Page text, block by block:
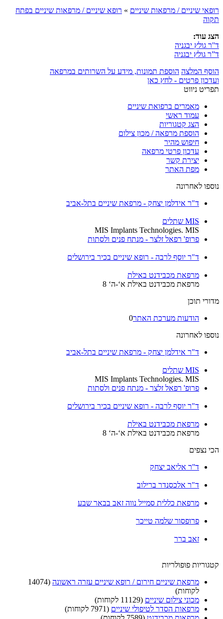
רופאי שיניים / מרפאות שיניים » רופא שיניים / מרפאות שיניים בפתח
תקוה
הצג עוד:
ד''ר גולץ יבגניה
ד”ר גולץ יבגניה
הוסף המלצה הוספת תמונות, מידע על השרותים במרפאה
ועדכון פרטים - לחץ כאן
תפריט ניווט
מאמרים ברפואת שיניים
עמוד ראשי
הצג קטגוריות
הוספת מרפאה / מכון צילום
חיפוש מהיר
עדכון פרטי מרפאה
יצירת קשר
מפת האתר
נוספו לאחרונה
ד"ר אידלמן יצחק - מרפאת שיניים בתל-אביב
MIS שתלים
MIS Implants Technologies. MIS
פרופ' רפאל זלצר - מנתח פנים ולסתות
ד"ר יוסף לרבה - רופא שיניים בכיר בירושלים
מרפאת מכבידנט באילת
מרפאת מכבידנט באילת א‘-ה‘ 8
מדורי תוכן
הודעות מערכת האתר0
נוספו לאחרונה
ד"ר אידלמן יצחק - מרפאת שיניים בתל-אביב
MIS שתלים
MIS Implants Technologies. MIS
פרופ' רפאל זלצר - מנתח פנים ולסתות
ד"ר יוסף לרבה - רופא שיניים בכיר בירושלים
מרפאת מכבידנט באילת
מרפאת מכבידנט באילת א‘-ה‘ 8
הכי נצפים
ד''ר אליאב יצחק
ד"ר אלכסנדר ברילוב
מרפאת כללית סמייל נווה זאב בבאר שבע
פרופסור שלמה טייכר
זאב ברר
קטגוריות פופולריות
מרפאת שיניים חירום / רופא שיניים עזרה ראשונה (14074
לקוחות)
מכוני צילום שיניים (11129 לקוחות)
מרפאות הסדר לטיפולי שיניים (7971 לקוחות)